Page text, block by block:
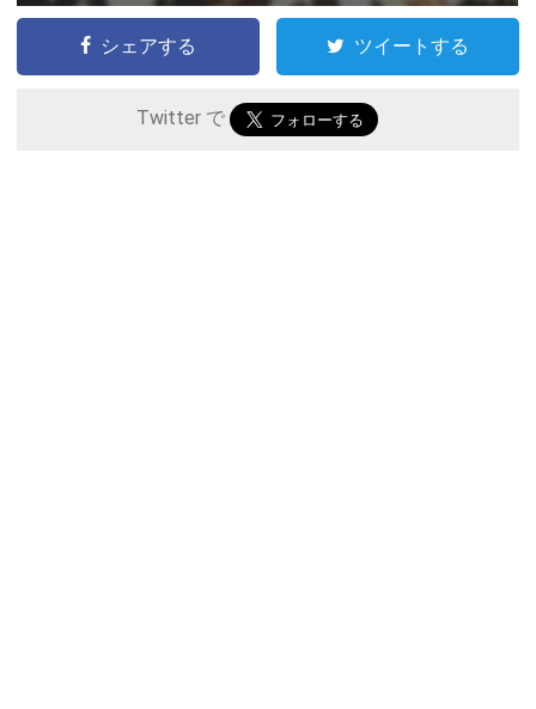
シェアする ツイートする
Twitter で